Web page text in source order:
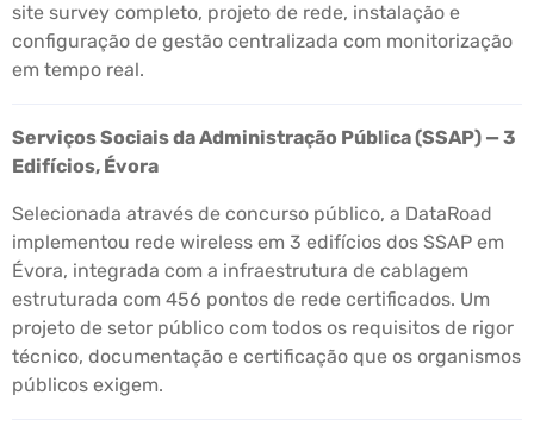
site survey completo, projeto de rede, instalação e
configuração de gestão centralizada com monitorização
em tempo real.
Serviços Sociais da Administração Pública (SSAP) — 3
Edifícios, Évora
Selecionada através de concurso público, a DataRoad
implementou rede wireless em 3 edifícios dos SSAP em
Évora, integrada com a infraestrutura de cablagem
estruturada com 456 pontos de rede certificados. Um
projeto de setor público com todos os requisitos de rigor
técnico, documentação e certificação que os organismos
públicos exigem.